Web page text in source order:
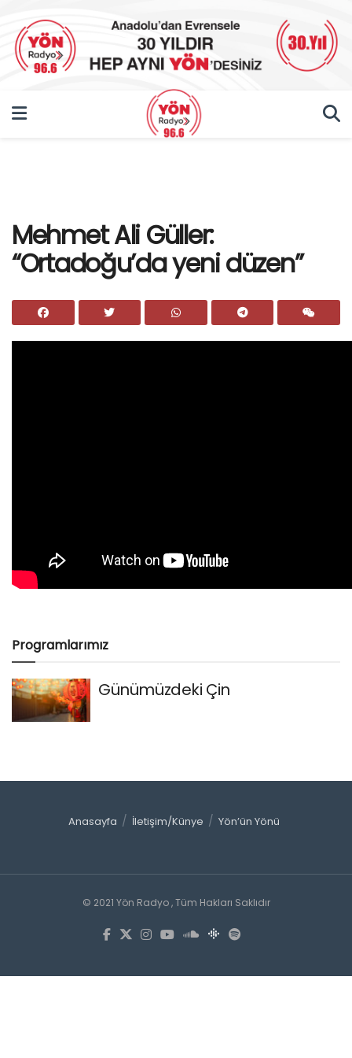
Mehmet Ali Güller:
“Ortadoğu’da yeni düzen”
Programlarımız
Günümüzdeki Çin
Anasayfa İletişim/Künye Yön’ün Yönü
© 2021 Yön Radyo , Tüm Hakları Saklıdır